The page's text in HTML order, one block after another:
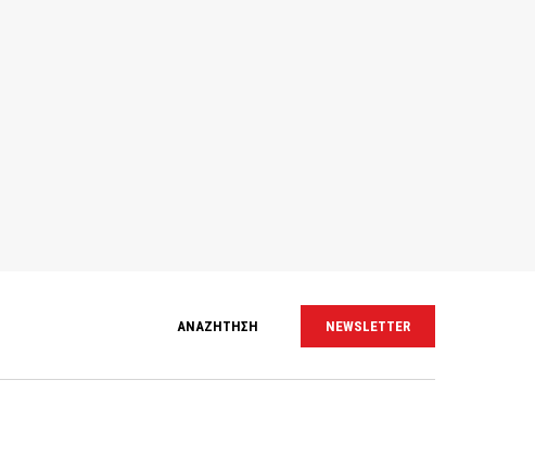
ΑΝΑΖΗΤΗΣΗ NEWSLETTER